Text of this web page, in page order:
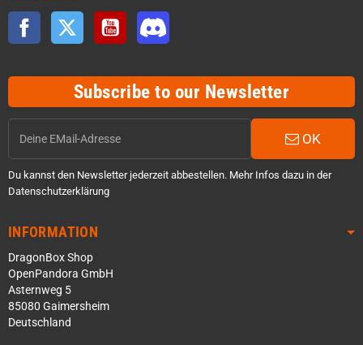
Facebook Twitter YouTube
Subscribe to our Newsletter
OK
Du kannst den Newsletter jederzeit abbestellen. Mehr Infos dazu in der
Datenschutzerklärung
INFORMATION
DragonBox Shop
OpenPandora GmbH
Asternweg 5
85080 Gaimersheim
Deutschland